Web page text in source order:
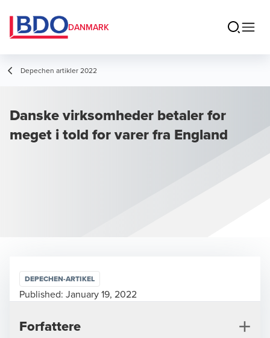
DANMARK
Depechen artikler 2022
Danske virksomheder betaler for
meget i told for varer fra England
DEPECHEN-ARTIKEL
Published: January 19, 2022
Forfattere